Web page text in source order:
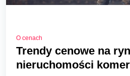
O cenach
Trendy cenowe na
nieruchomości